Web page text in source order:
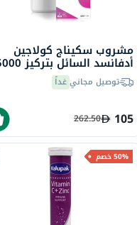
مشروب سكيناج كولاجين
أدفانسد السائل
مجم ، 500 ملتوصيل مجانيغداً
105
262.50
50% خصم